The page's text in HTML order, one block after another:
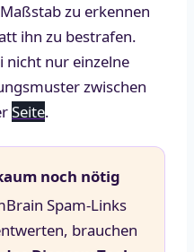
zu erkennen
ihn zu bestrafen.
nicht nur einzelne
zwischen
Seite.
noch nötig
Spam-Links
brauchen